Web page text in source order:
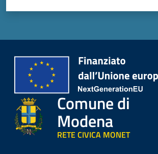
Comune di
Modena
RETE CIVICA MONET